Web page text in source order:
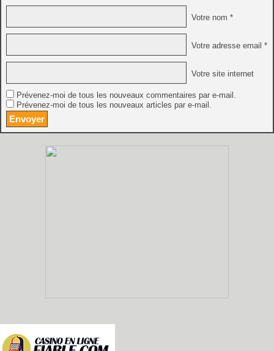
Votre nom *
Votre adresse email *
Votre site internet
Prévenez-moi de tous les nouveaux commentaires par e-mail.
Prévenez-moi de tous les nouveaux articles par e-mail.